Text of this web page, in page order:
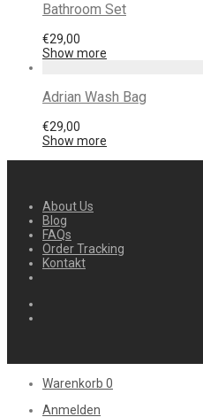
Bathroom Set
€29,00
Show more
Adrian Wash Bag
€29,00
Show more
About Us
Blog
FAQs
Order Tracking
Kontakt
Warenkorb 0
Anmelden